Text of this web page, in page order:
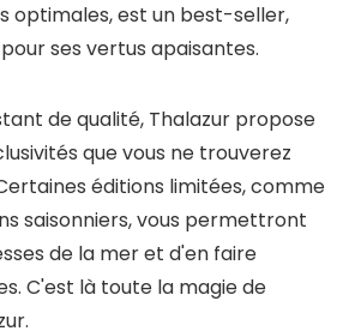
optimales, est un best-seller,
ses vertus apaisantes.
de qualité, Thalazur propose
que vous ne trouverez
éditions limitées, comme
saisonniers, vous permettront
de la mer et d'en faire
C'est là toute la magie de